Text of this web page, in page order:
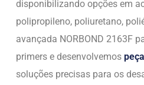
disponibilizando opções em
polipropileno, poliuretano,
avançada NORBOND 2163F
primers e desenvolvemos
soluções precisas para os